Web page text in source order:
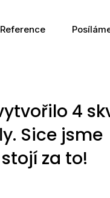
Reference
4
Sice jsme
za to!